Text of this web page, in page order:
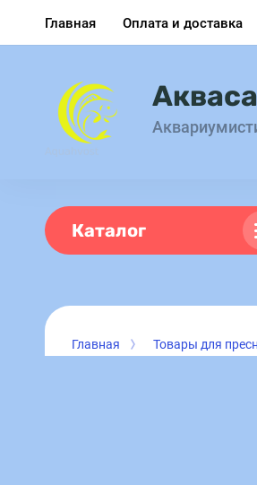
Главная Оплата и доставка
Каталог
Главная Товары для